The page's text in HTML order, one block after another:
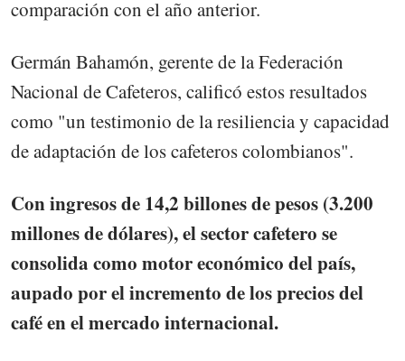
comparación con el año anterior.
Germán Bahamón, gerente de la Federación
Nacional de Cafeteros, calificó estos resultados
como "un testimonio de la resiliencia y capacidad
de adaptación de los cafeteros colombianos".
Con ingresos de 14,2 billones de pesos (3.200
millones de dólares), el sector cafetero se
consolida como motor económico del país,
aupado por el incremento de los precios del
café en el mercado internacional.